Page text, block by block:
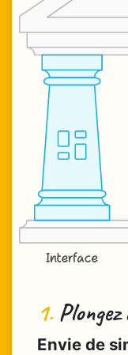
1.Plongez
Envie de